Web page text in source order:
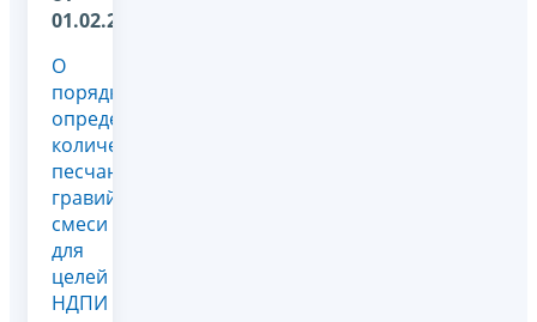
01.02.2012
О
порядке
определения
количества
песчано-
гравийной
смеси
для
целей
НДПИ